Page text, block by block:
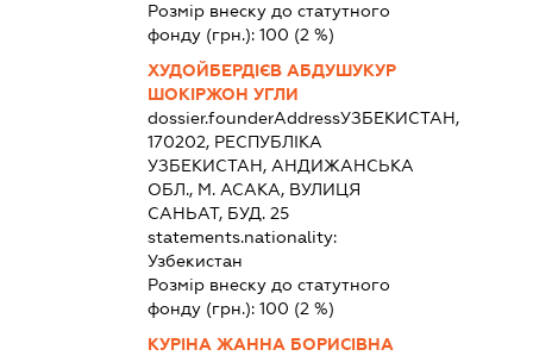
Розмір внеску до статутного
фонду (грн.):100 (2 %)
ХУДОЙБЕРДІЄВ АБДУШУКУР
ШОКІРЖОН УГЛИ
dossier.founderAddressУЗБЕКИСТАН,
170202, РЕСПУБЛІКА
УЗБЕКИСТАН, АНДИЖАНСЬКА
ОБЛ., М. АСАКА, ВУЛИЦЯ
САНЬАТ, БУД. 25
statements.nationality:
Узбекистан
Розмір внеску до статутного
фонду (грн.):100 (2 %)
КУРІНА ЖАННА БОРИСІВНА